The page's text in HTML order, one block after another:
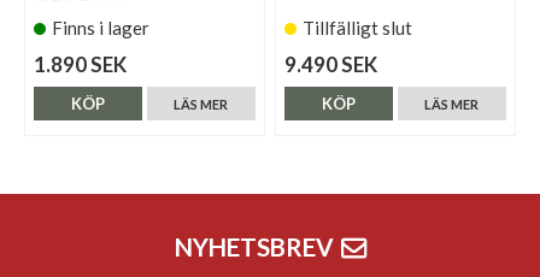
Finns i lager
1.890 SEK
LÄS MER
KÖP
Tillfälligt slut
9.490 SEK
LÄS MER
KÖP
NYHETSBREV